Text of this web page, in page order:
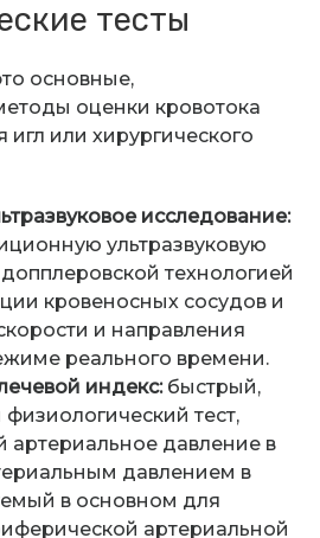
тесты
основные,
оценки кровотока
игл или хирургического
исследование:
ультразвуковую
технологией
кровеносных сосудов и
и направления
реального времени.
индекс:быстрый,
тест,
давление в
давлением в
в основном для
артериальной